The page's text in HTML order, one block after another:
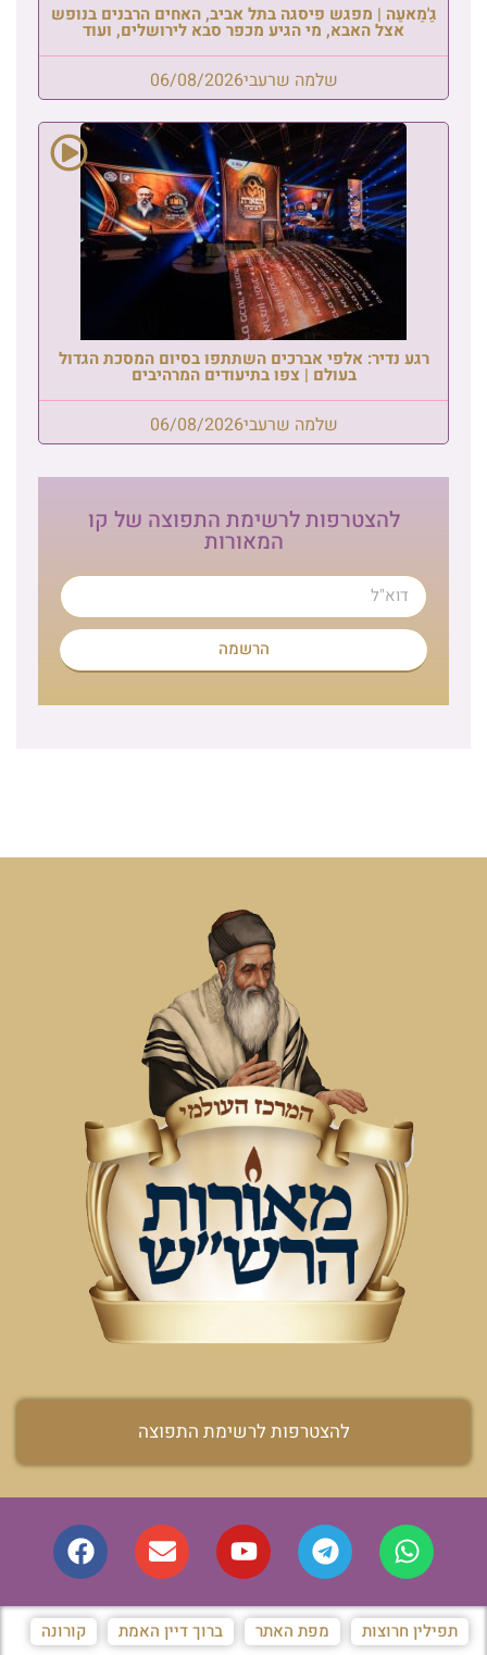
גַ'מַאעַה | מפגש פיסגה בתל אביב, האחים הרבנים בנופש
אצל האבא, מי הגיע מכפר סבא לירושלים, ועוד
שלמה שרעבי06/08/2026
רגע נדיר: אלפי אברכים השתתפו בסיום המסכת הגדול
בעולם | צפו בתיעודים המרהיבים
שלמה שרעבי06/08/2026
להצטרפות לרשימת התפוצה של קו
המאורות
הרשמה
להצטרפות לרשימת התפוצה
תפילין חרוצות מפת האתר ברוך דיין האמת קורונה